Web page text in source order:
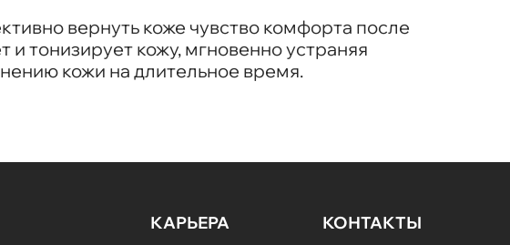
вернуть коже чувство комфорта после
тонизирует кожу, мгновенно устраняя
кожи на длительное время.
КАРЬЕРА КОНТАКТЫ